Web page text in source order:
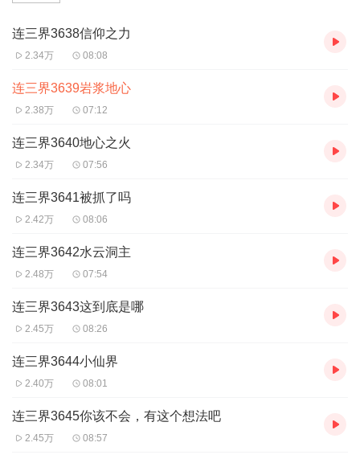
连三界3638信仰之力
2.34万 08:08
连三界3639岩浆地心
2.38万 07:12
连三界3640地心之火
2.34万 07:56
连三界3641被抓了吗
2.42万 08:06
连三界3642水云洞主
2.48万 07:54
连三界3643这到底是哪
2.45万 08:26
连三界3644小仙界
2.40万 08:01
连三界3645你该不会，有这个想法吧
2.45万 08:57